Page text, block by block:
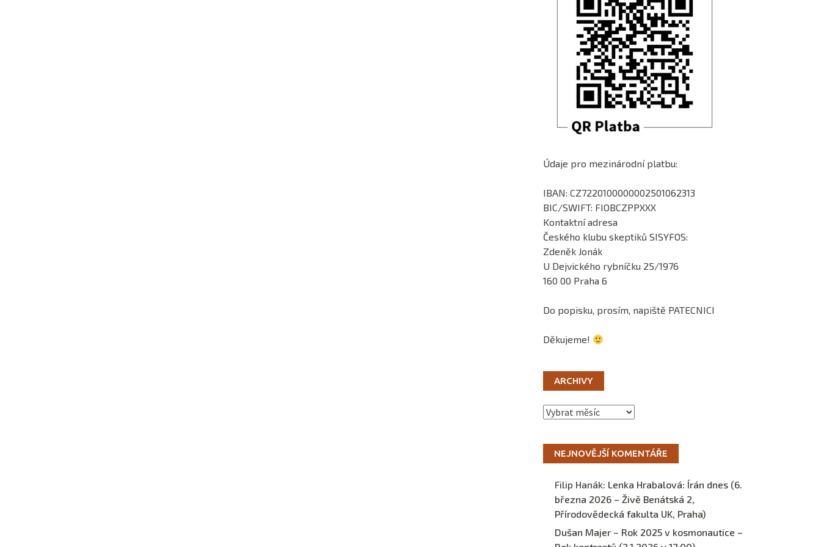
Údaje pro mezinárodní platbu:
IBAN: CZ7220100000002501062313
BIC/SWIFT: FIOBCZPPXXX
Kontaktní adresa
Českého klubu skeptiků SISYFOS:
Zdeněk Jonák
U Dejvického rybníčku 25/1976
160 00 Praha 6
Do popisku, prosím, napiště PATECNICI
Děkujeme!
ARCHIVY
Archivy
NEJNOVĚJŠÍ KOMENTÁŘE
Filip Hanák: Lenka Hrabalová: Írán dnes (6.
března 2026 – Živě Benátská 2,
Přírodovědecká fakulta UK, Praha)
Dušan Majer – Rok 2025 v kosmonautice –